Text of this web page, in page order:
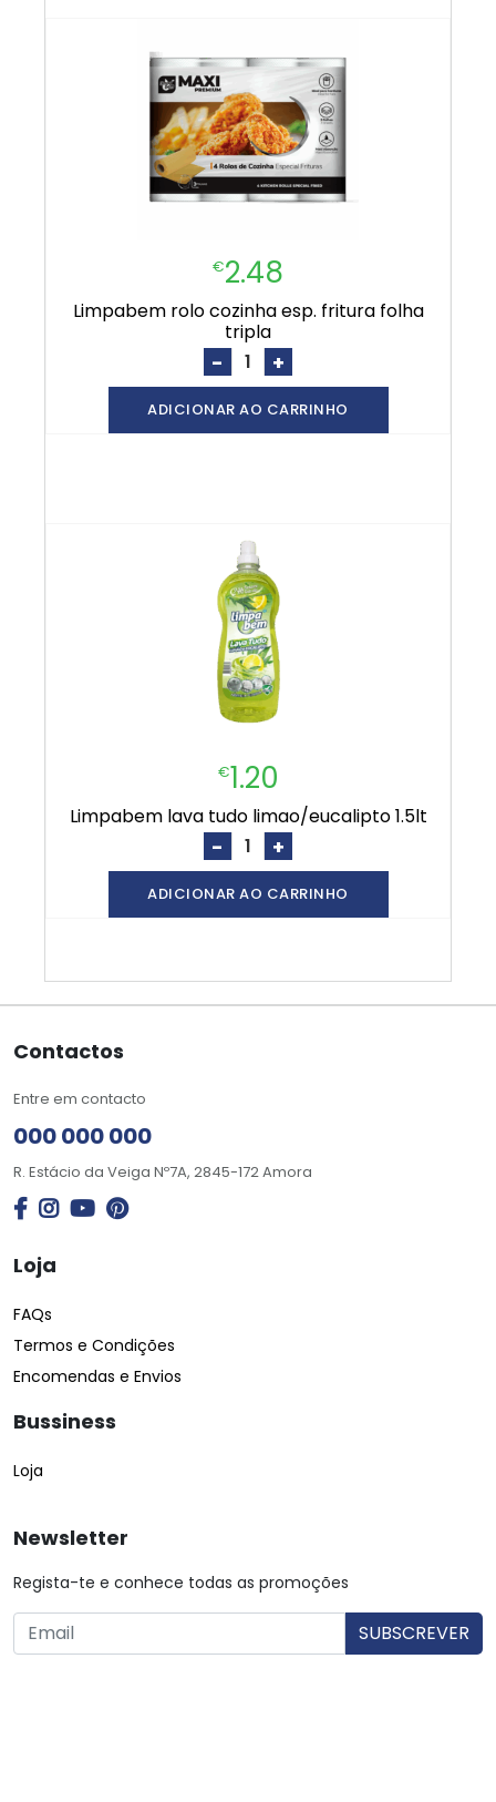
€2.48
limpabem rolo cozinha esp. fritura folha
tripla
- +
ADICIONAR AO CARRINHO
€1.20
limpabem lava tudo limao/eucalipto 1.5lt
- +
ADICIONAR AO CARRINHO
Contactos
Entre em contacto
000 000 000
R. Estácio da Veiga Nº7A, 2845-172 Amora
Loja
FAQs
Termos e Condições
Encomendas e Envios
Bussiness
Loja
Newsletter
Regista-te e conhece todas as promoções